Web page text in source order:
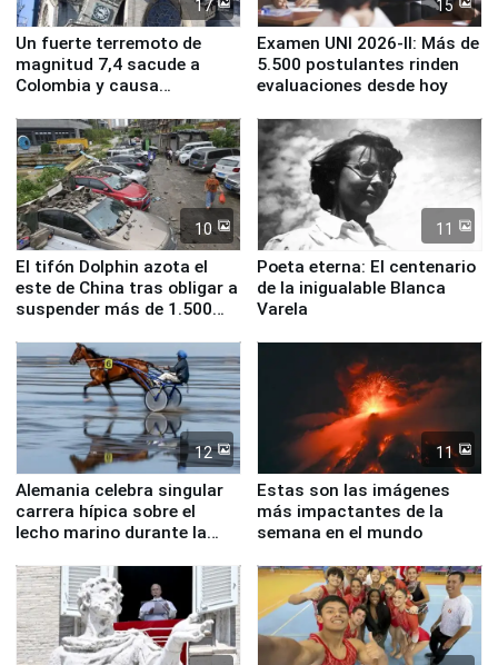
17
Un fuerte terremoto de
magnitud 7,4 sacude a
Colombia y causa
15
Examen UNI 2026-II: Más de
5.500 postulantes rinden
evaluaciones desde hoy
10
El tifón Dolphin azota el
este de China tras obligar a
suspender más de 1.500
11
Poeta eterna: El centenario
de la inigualable Blanca
Varela
12
Alemania celebra singular
carrera hípica sobre el
lecho marino durante la
11
Estas son las imágenes
más impactantes de la
semana en el mundo